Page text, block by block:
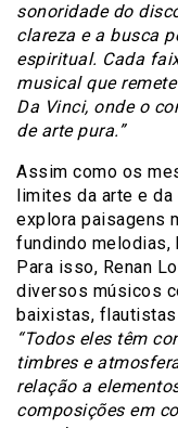
sonoridade do
clareza e a busca
espiritual. Cada
musical que
Da Vinci, onde o
de arte pura.”
Assim como os
limites da arte e da
explora paisagens
fundindo melodias,
Para isso, Renan
diversos músicos
baixistas,
“Todos eles têm
timbres e
relação a
composições em